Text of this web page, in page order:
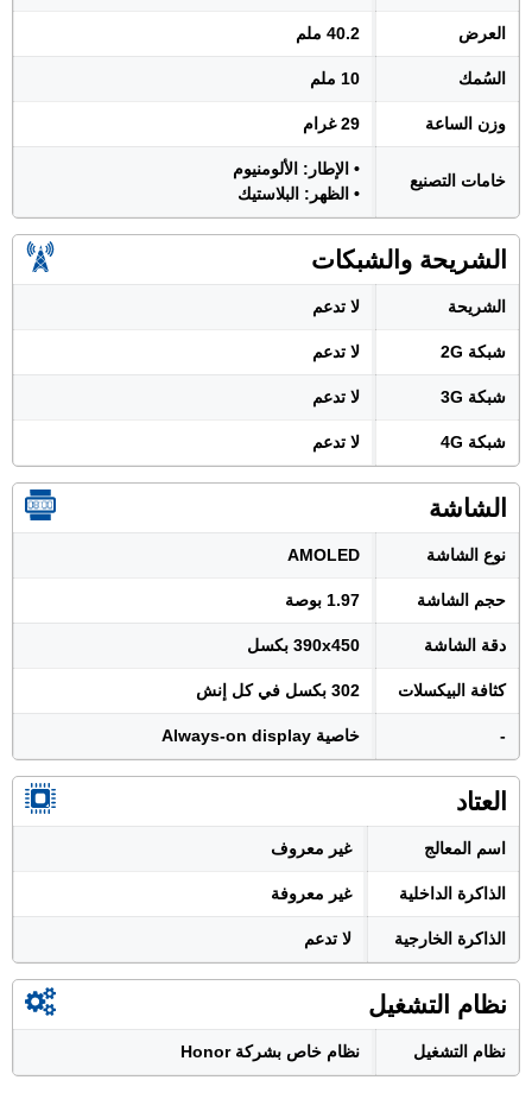
العرض 40.2 ملم
السُمك 10 ملم
وزن الساعة 29 غرام
خامات التصنيع
• الإطار: الألومنيوم
• الظهر: البلاستيك
الشريحة والشبكات
الشريحة لا تدعم
شبكة 2G لا تدعم
شبكة 3G لا تدعم
شبكة 4G لا تدعم
الشاشة
نوع الشاشة AMOLED
حجم الشاشة 1.97 بوصة
دقة الشاشة 390x450 بكسل
كثافة البيكسلات 302 بكسل في كل إنش
- خاصية Always-on display
العتاد
اسم المعالج غير معروف
الذاكرة الداخلية غير معروفة
الذاكرة الخارجية لا تدعم
نظام التشغيل
نظام التشغيل نظام خاص بشركة Honor